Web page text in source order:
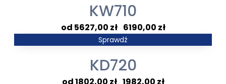
445,00 zł
do
490,00 zł
KW710
5627,00 zł– 6190,00 zł
Zakres
5627,00 zł
do
Sprawdź
KD720
Zakres